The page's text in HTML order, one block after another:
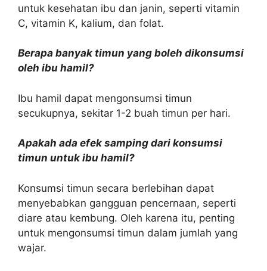
untuk kesehatan ibu dan janin, seperti vitamin
C, vitamin K, kalium, dan folat.
Berapa banyak timun yang boleh dikonsumsi
oleh ibu hamil?
Ibu hamil dapat mengonsumsi timun
secukupnya, sekitar 1-2 buah timun per hari.
Apakah ada efek samping dari konsumsi
timun untuk ibu hamil?
Konsumsi timun secara berlebihan dapat
menyebabkan gangguan pencernaan, seperti
diare atau kembung. Oleh karena itu, penting
untuk mengonsumsi timun dalam jumlah yang
wajar.